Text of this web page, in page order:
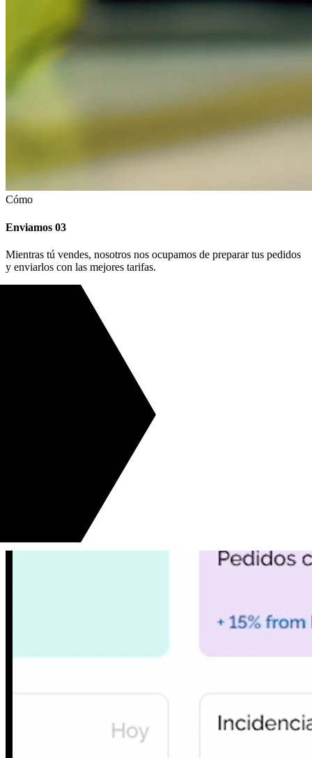
Cómo
Enviamos 03
Mientras tú vendes, nosotros nos ocupamos de preparar tus pedidos
y enviarlos con las mejores tarifas.